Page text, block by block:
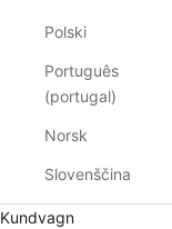
Polski
Português
(portugal)
Norsk
Slovenščina
Kundvagn